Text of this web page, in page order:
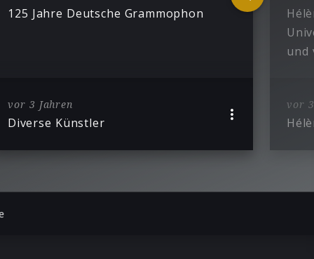
125 Jahre Deutsche Grammophon
vor 3 Jahren
Diverse Künstler
und
vor